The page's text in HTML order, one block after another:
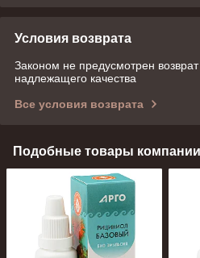
Условия возврата
Законом не предусмотрен
надлежащего качества
Все условия возврата
Подобные товары компании